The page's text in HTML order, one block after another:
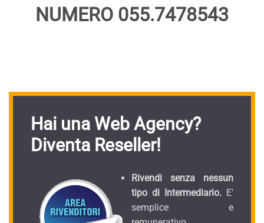
NUMERO 055.7478543
Hai una Web Agency?
Diventa Reseller!
Rivendi senza nessun
tipo di Intermediario. E'
semplice e